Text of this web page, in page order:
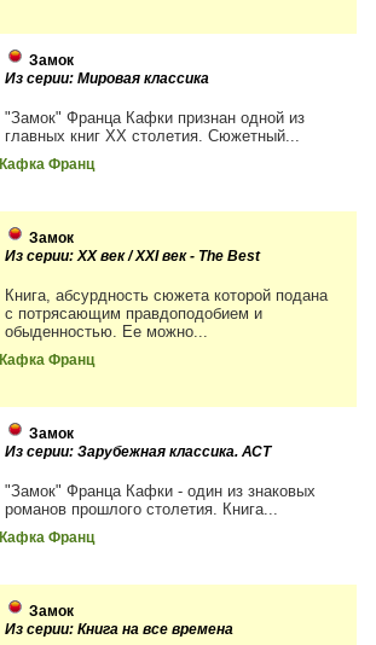
Замок
Из серии: Мировая классика
"Замок" Франца Кафки признан одной из
главных книг XX столетия. Сюжетный...
Кафка Франц
Замок
Из серии: XX век / XXI век - The Best
Книга, абсурдность сюжета которой подана
с потрясающим правдоподобием и
обыденностью. Ее можно...
Кафка Франц
Замок
Из серии: Зарубежная классика. АСТ
"Замок" Франца Кафки - один из знаковых
романов прошлого столетия. Книга...
Кафка Франц
Замок
Из серии: Книга на все времена